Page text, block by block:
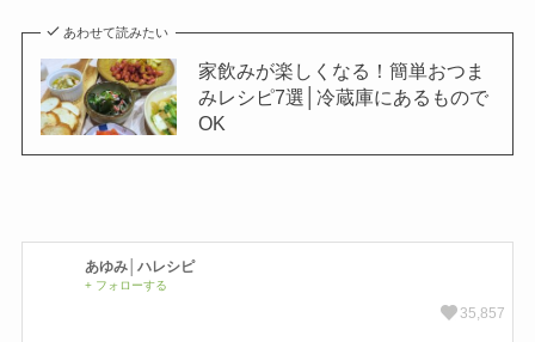
あわせて読みたい
家飲みが楽しくなる！簡単おつま
みレシピ7選│冷蔵庫にあるもので
OK